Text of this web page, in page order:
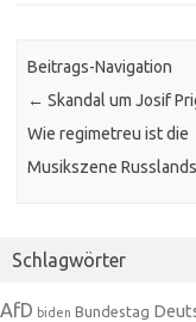
Beitrags-Navigation
← Skandal um Josif
Wie regimetreu ist die
Musikszene Russlands
Schlagwörter
AfD biden Bundestag